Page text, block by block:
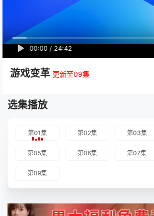
00:00 / 24:42
游戏变革 更新至09集
选集播放
第01集 第02集 第03集
第05集 第06集 第07集
第09集